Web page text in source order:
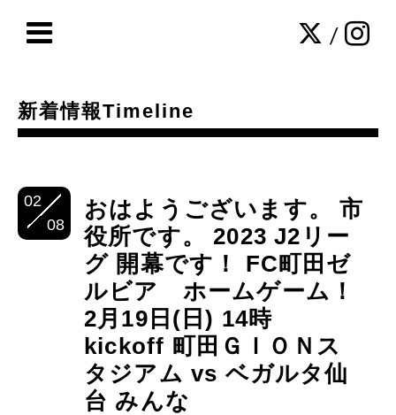
/
新着情報Timeline
02
08
おはようございます。 市
役所です。 2023 J2リー
グ 開幕です！ FC町田ゼ
ルビア ホームゲーム！
2月19日(日) 14時
kickoff 町田ＧＩＯＮス
タジアム vs ベガルタ仙
台 みんな